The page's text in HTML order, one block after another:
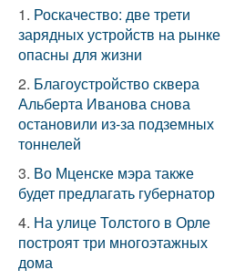
1. Роскачество: две трети
зарядных устройств на рынке
опасны для жизни
2. Благоустройство сквера
Альберта Иванова снова
остановили из-за подземных
тоннелей
3. Во Мценске мэра также
будет предлагать губернатор
4. На улице Толстого в Орле
построят три многоэтажных
дома